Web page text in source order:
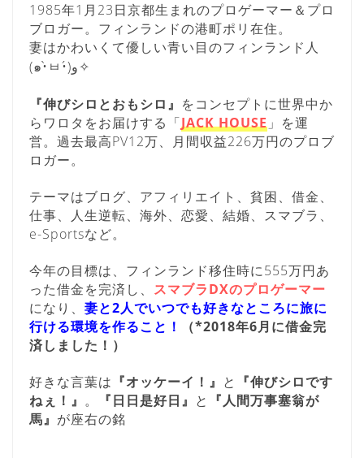
1985年1月23日京都生まれのプロゲーマー＆プロ
ブロガー。フィンランドの港町ポリ在住。
妻はかわいくて優しい青い目のフィンランド人
(๑•̀ㅂ•́)و✧
『伸びシロとおもシロ』 をコンセプトに世界中か
らワロタをお届けする「JACK HOUSE 」を運
営。過去最高PV12万、月間収益226万円のプロブ
ロガー。
テーマはブログ、アフィリエイト、貧困、借金、
仕事、人生逆転、海外、恋愛、結婚、スマブラ、
e-Sportsなど。
今年の目標は、フィンランド移住時に555万円あ
った借金を完済し、 スマブラDXのプロゲーマー
になり、 妻と2人でいつでも好きなところに旅に
行ける環境を作ること！
（*2018年6月に借金完
済しました！）
好きな言葉は 『オッケーイ！』 と 『伸びシロです
ねぇ！』 。 『日日是好日』 と 『人間万事塞翁が
馬』 が座右の銘